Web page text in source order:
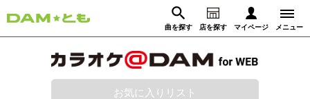
曲を探す 店を探す マイページ メニュー
ログイン
お気に入りリスト